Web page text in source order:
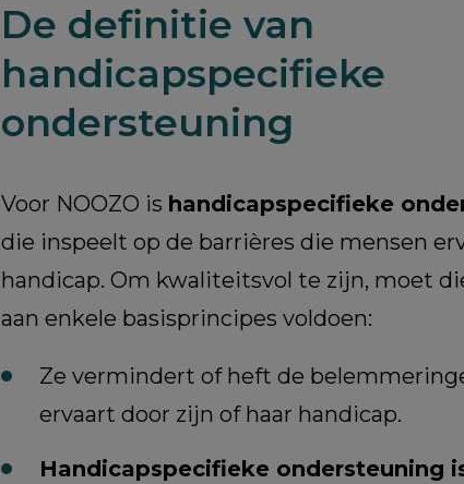
De definitie van
handicapspecifieke
ondersteuning
Voor NOOZO is handicapspecifieke
die inspeelt op de barrières die mensen
handicap. Om kwaliteitsvol te zijn, moet
aan enkele basisprincipes voldoen:
Ze vermindert of heft de
ervaart door zijn of haar handicap.
Handicapspecifieke ondersteuning